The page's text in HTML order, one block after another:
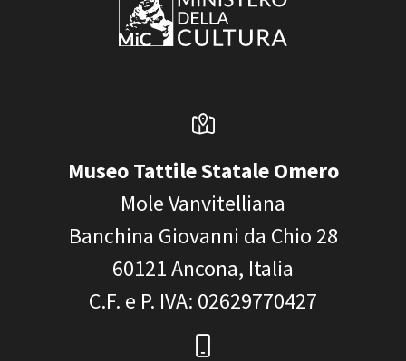
Museo Tattile Statale Omero
Mole Vanvitelliana
Banchina Giovanni da Chio 28
60121Ancona, Italia
C.F. e P. IVA: 02629770427